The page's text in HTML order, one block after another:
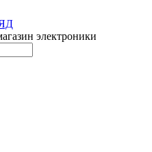
электроники